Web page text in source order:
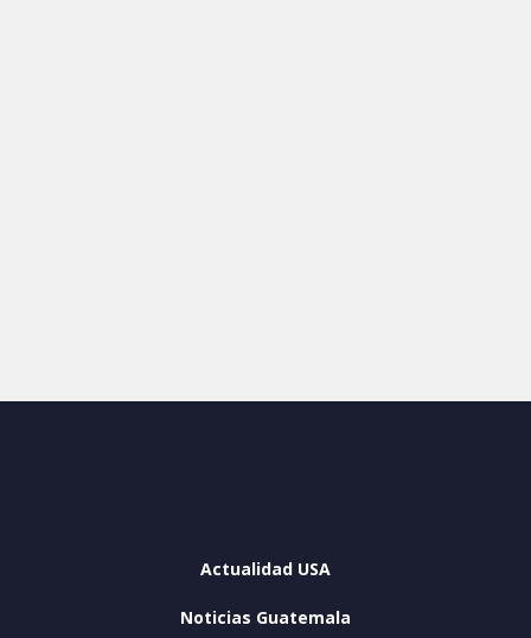
Actualidad USA
Noticias Guatemala